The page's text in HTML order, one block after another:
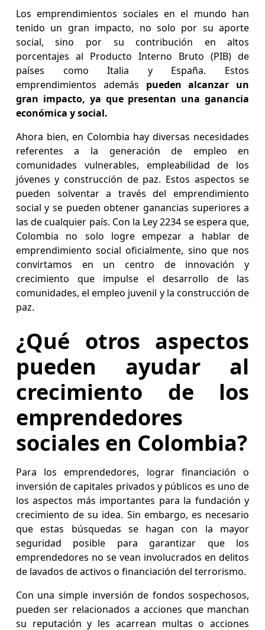
Los emprendimientos sociales en el mundo han
tenido un gran impacto, no solo por su aporte
social, sino por su contribución en altos
porcentajes al Producto Interno Bruto (PIB) de
países como Italia y España. Estos
emprendimientos además pueden alcanzar un
gran impacto, ya que presentan una ganancia
económica y social.
Ahora bien, en Colombia hay diversas necesidades
referentes a la generación de empleo en
comunidades vulnerables, empleabilidad de los
jóvenes y construcción de paz. Estos aspectos se
pueden solventar a través del emprendimiento
social y se pueden obtener ganancias superiores a
las de cualquier país. Con la Ley 2234 se espera que,
Colombia no solo logre empezar a hablar de
emprendimiento social oficialmente, sino que nos
convirtamos en un centro de innovación y
crecimiento que impulse el desarrollo de las
comunidades, el empleo juvenil y la construcción de
paz.
¿Qué otros aspectos
pueden ayudar al
crecimiento de los
emprendedores
sociales en Colombia?
Para los emprendedores, lograr financiación o
inversión de capitales privados y públicos es uno de
los aspectos más importantes para la fundación y
crecimiento de su idea. Sin embargo, es necesario
que estas búsquedas se hagan con la mayor
seguridad posible para garantizar que los
emprendedores no se vean involucrados en delitos
de lavados de activos o financiación del terrorismo.
Con una simple inversión de fondos sospechosos,
pueden ser relacionados a acciones que manchan
su reputación y les acarrean multas o acciones